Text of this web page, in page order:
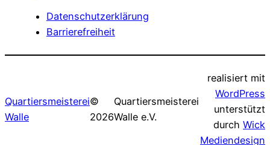
Datenschutzerklärung
Barrierefreiheit
Quartiersmeisterei
Walle
©
2026
Quartiersmeisterei
Walle e.V.
realisiert mit
WordPress
unterstützt
durch Wick
Mediendesign